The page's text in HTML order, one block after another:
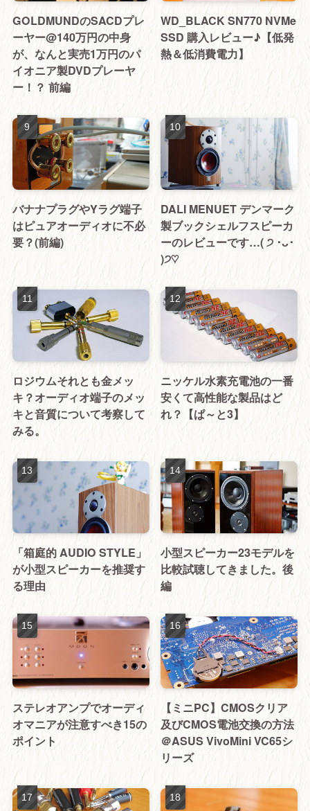
GOLDMUNDのSACDプレ
ーヤー@140万円の中身
が、なんと実売1万円のパ
イオニア製DVDプレーヤ
ー！？ 前編
WD_BLACK SN770 NVMe
SSD 購入レビュー♪【低発
熱＆低消費電力】
バナナプラグやYラグ端子
はピュアオーディオに不必
要？(前編)
DALI MENUET デンマーク
製ブックシェルフスピーカ
ーのレビューです…( ੭ ･ᴗ･
)੭♡
ロジウムそれとも金メッ
キ？オーディオ端子のメッ
キと音質について考察して
みる。
ニッケル水素充電池の一番
安くて高性能な製品はど
れ？【ぱ～と3】
「箱庭的 AUDIO STYLE」
が小型スピーカーを推奨す
る理由
小型スピーカー23モデルを
比較試聴してきました。後
編
ステレオアンプでオーディ
オマニアが注意すべき15の
ポイント
【ミニPC】CMOSクリア
及びCMOS電池交換の方法
＠ASUS VivoMini VC65シ
リーズ